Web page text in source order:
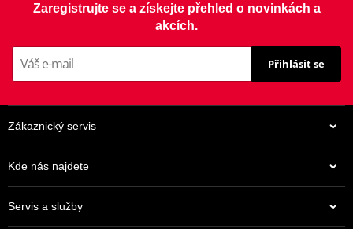
Zaregistrujte se a získejte přehled o novinkách a
akcích.
Přihlásit se
Zákaznický servis
Kde nás najdete
Servis a služby